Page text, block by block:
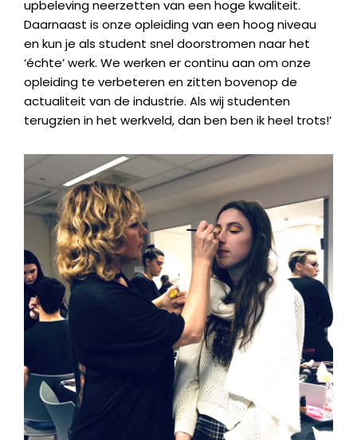
upbeleving neerzetten van een hoge kwaliteit.
Daarnaast is onze opleiding van een hoog niveau
en kun je als student snel doorstromen naar het
‘échte’ werk. We werken er continu aan om onze
opleiding te verbeteren en zitten bovenop de
actualiteit van de industrie. Als wij studenten
terugzien in het werkveld, dan ben ben ik heel trots!’